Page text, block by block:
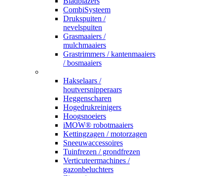
CombiSysteem
Drukspuiten /
nevelspuiten
Grasmaaiers /
mulchmaaiers
Grastrimmers / kantenmaaiers
/ bosmaaiers
Hakselaars /
houtversnipperaars
Heggenscharen
Hogedrukreinigers
Hoogsnoeiers
iMOW® robotmaaiers
Kettingzagen / motorzagen
Sneeuwaccessoires
Tuinfrezen / grondfrezen
Verticuteermachines /
gazonbeluchters